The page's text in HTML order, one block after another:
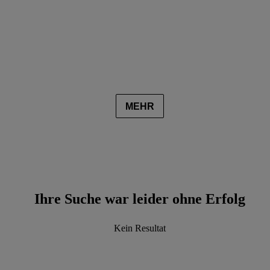
MEHR
Ihre Suche war leider ohne Erfolg
Kein Resultat